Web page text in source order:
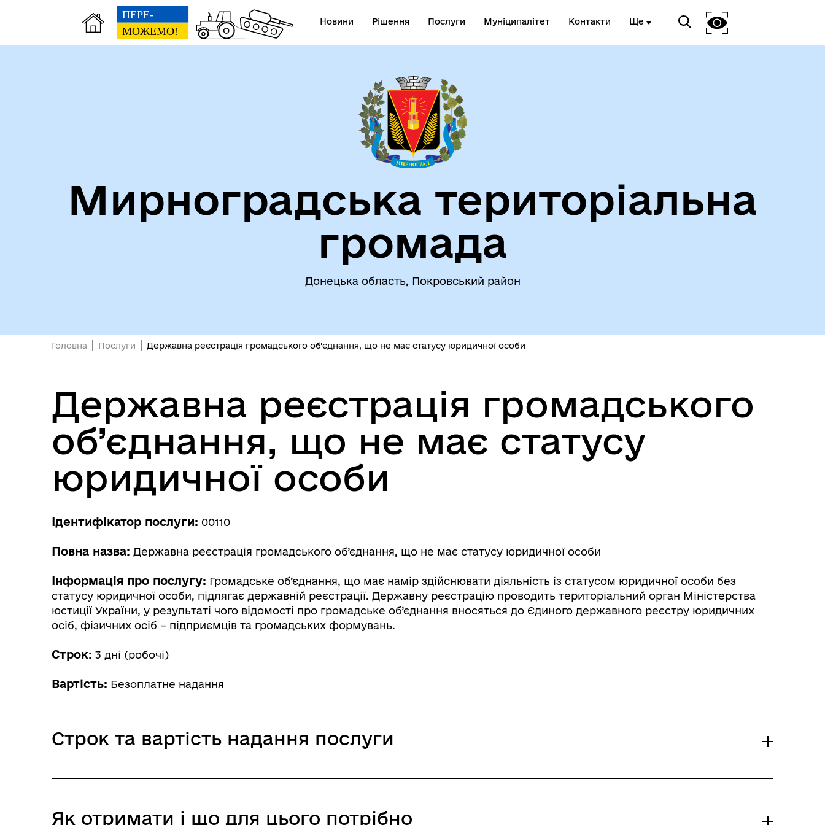
Новини Рішення Послуги Муніципалітет Контакти Ще
Стратегія розвитку громади
СТАТУТ МИРНОГРАДСЬКОЇ
МІСЬКОЇ ТЕРИТОРІАЛЬНОЇ
ГРОМАДИ
Фінанси
Мирноградська територіальна
громада
Донецька область, Покровський район
Головна Послуги Державна реєстрація громадського об’єднання, що не має статусу юридичної особи
Державна реєстрація громадського
об’єднання, що не має статусу
юридичної особи
Ідентифікатор послуги: 00110
Повна назва: Державна реєстрація громадського об’єднання, що не має статусу юридичної особи
Інформація про послугу: Громадське об’єднання, що має намір здійснювати діяльність із статусом юридичної особи без
статусу юридичної особи, підлягає державній реєстрації. Державну реєстрацію проводить територіальний орган Міністерства
юстиції України, у результаті чого відомості про громадське об’єднання вносяться до Єдиного державного реєстру юридичних
осіб, фізичних осіб – підприємців та громадських формувань.
Строк: 3 дні (робочі)
Вартість: Безоплатне надання
Строк та вартість надання послуги
Адміністративний збір: Безоплатне надання / 0 UAH /
Як отримати і що для цього потрібно